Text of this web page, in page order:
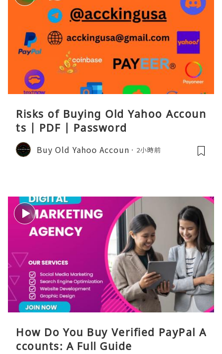
Risks of Buying Old Yahoo Accoun
ts | PDF | Password
Buy Old Yahoo Accoun 2小時前
How Do You Buy Verified PayPal A
ccounts: A Full Guide